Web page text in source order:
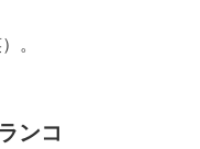
。
ンコ